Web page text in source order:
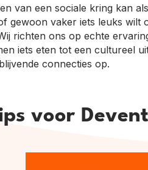
van een sociale kring kan
gewoon vaker iets leuks wilt
richten ons op echte
iets eten tot een cultureel
connecties op.
voor